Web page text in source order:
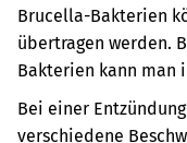
Brucella-Bakterien
übertragen werden.
Bakterien kann man
Bei einer
verschiedene